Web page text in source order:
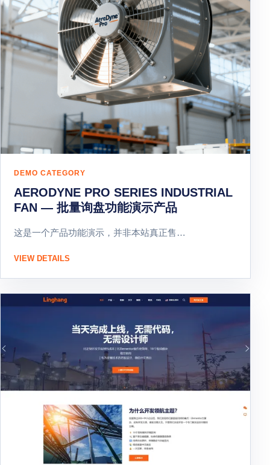
DEMO CATEGORY
AERODYNE PRO SERIES INDUSTRIAL
FAN — 批量询盘功能演示产品
这是一个产品功能演示，并非本站真正售…
VIEW DETAILS